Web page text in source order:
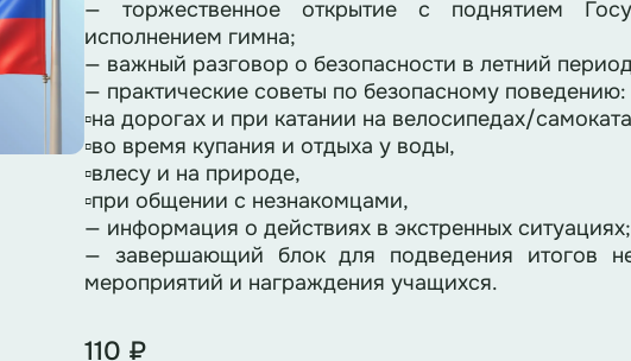
— торжественное открытие с поднятием
исполнением гимна;
— важный разговор о безопасности в летний
— практические советы по безопасному поведению:
▫️на дорогах и при катании на велосипедах/
▫️во время купания и отдыха у воды,
▫️влесу и на природе,
▫️при общении с незнакомцами,
— информация о действиях в экстренных ситуациях;
— завершающий блок для подведения итогов
мероприятий и награждения учащихся.
110 ₽